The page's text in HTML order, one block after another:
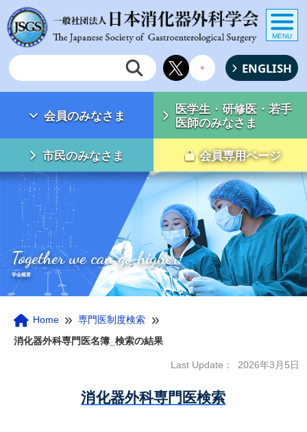
ENGLISH
会員のみなさま
医学生・研修医・若手
医師のみなさま
市民のみなさま 会員専用ページ
MENU
学会概要
Together we can go higher!
Home » 専門医制度検索 »
消化器外科専門医名簿_検索の結果
Last Update： 2026年3月5日
消化器外科専門医検索